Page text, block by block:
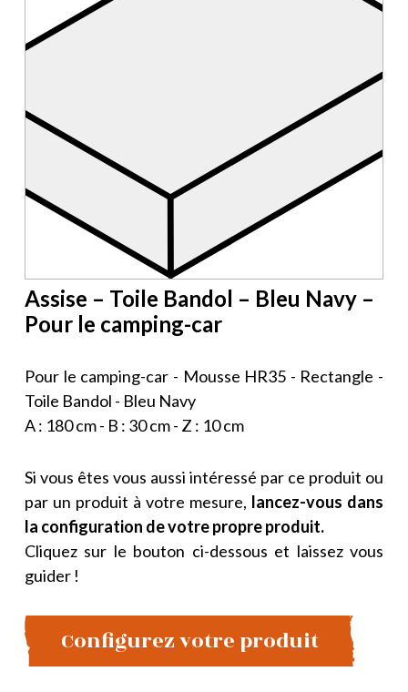
Assise – Toile Bandol – Bleu Navy –
Pour le camping-car
Pour le camping-car - Mousse HR35 - Rectangle -
Toile Bandol - Bleu Navy
A : 180 cm - B : 30 cm - Z : 10 cm
Si vous êtes vous aussi intéressé par ce produit ou
par un produit à votre mesure, lancez-vous dans
la configuration de votre propre produit.
Cliquez sur le bouton ci-dessous et laissez vous
guider !
Configurez votre produit